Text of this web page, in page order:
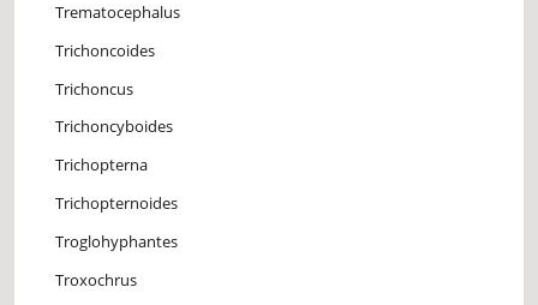
Trematocephalus
Trichoncoides
Trichoncus
Trichoncyboides
Trichopterna
Trichopternoides
Troglohyphantes
Troxochrus